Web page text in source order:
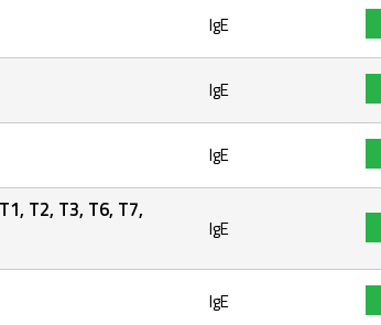
IgE
IgE
IgE
T2, T3, T6, T7,
IgE
IgE